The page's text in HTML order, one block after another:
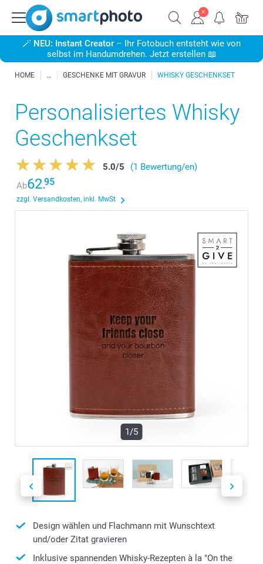
🪄 NEU: Instant Creator – Ihr Fotobuch entsteht wie von
selbst im Handumdrehen. Jetzt erstellen 📖
HOME GESCHENKE MIT GRAVUR WHISKY GESCHENKSET
Personalisiertes Whisky
Geschenkset
5.0/5
(1 Bewertung/en)
Ab62.95
zzgl. Versandkosten, inkl. MwSt
1/5
Design wählen und Flachmann mit Wunschtext
und/oder Zitat gravieren
Inklusive spannenden Whisky-Rezepten à la "On the